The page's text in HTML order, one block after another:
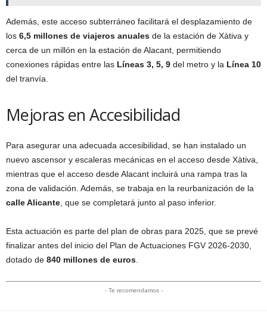
Además, este acceso subterráneo facilitará el desplazamiento de
los 6,5 millones de viajeros anuales de la estación de Xàtiva y
cerca de un millón en la estación de Alacant, permitiendo
conexiones rápidas entre las Líneas 3, 5, 9 del metro y la Línea 10
del tranvía.
Mejoras en Accesibilidad
Para asegurar una adecuada accesibilidad, se han instalado un
nuevo ascensor y escaleras mecánicas en el acceso desde Xàtiva,
mientras que el acceso desde Alacant incluirá una rampa tras la
zona de validación. Además, se trabaja en la reurbanización de la
calle Alicante , que se completará junto al paso inferior.
Esta actuación es parte del plan de obras para 2025, que se prevé
finalizar antes del inicio del Plan de Actuaciones FGV 2026-2030,
dotado de 840 millones de euros
- Te recomendamos -